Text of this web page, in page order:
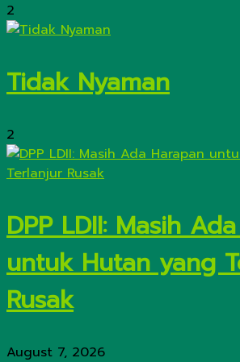
2
Tidak Nyaman
2
DPP LDII: Masih
untuk Hutan yang
Rusak
August 7, 2026